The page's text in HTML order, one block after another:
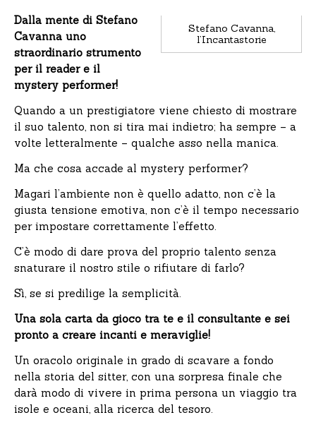
Stefano Cavanna,
l’Incantastorie
Dalla mente di Stefano
Cavanna uno
straordinario strumento
per il reader e il
mystery performer!
Quando a un prestigiatore viene chiesto di mostrare
il suo talento, non si tira mai indietro; ha sempre – a
volte letteralmente – qualche asso nella manica.
Ma che cosa accade al mystery performer?
Magari l’ambiente non è quello adatto, non c’è la
giusta tensione emotiva, non c’è il tempo necessario
per impostare correttamente l’effetto.
C’è modo di dare prova del proprio talento senza
snaturare il nostro stile o rifiutare di farlo?
Sì, se si predilige la semplicità.
Una sola carta da gioco tra te e il consultante e sei
pronto a creare incanti e meraviglie!
Un oracolo originale in grado di scavare a fondo
nella storia del sitter, con una sorpresa finale che
darà modo di vivere in prima persona un viaggio tra
isole e oceani, alla ricerca del tesoro.